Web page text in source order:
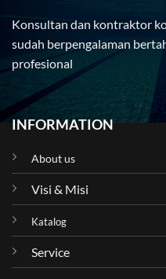
Konsultan dan kontraktor
sudah berpengalaman
profesional
INFORMATION
About us
Visi & Misi
Katalog
Service